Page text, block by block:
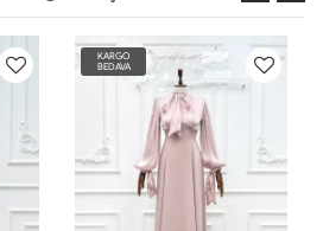
KARGO
BEDAVA